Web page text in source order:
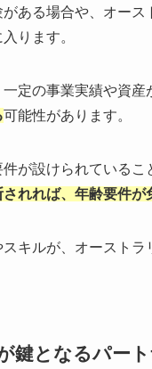
ある場合や、オー
ります。
定の事業実績や資産
可能性があります。
が設けられているこ
れれば、年齢要件が
スキルが、オースト
鍵となるパー